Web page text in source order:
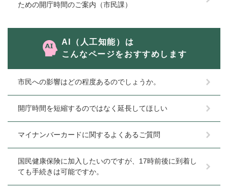
ための開庁時間のご案内（市民課）
AI（人工知能）は
こんなページをおすすめします
市民への影響はどの程度あるのでしょうか。
開庁時間を短縮するのではなく延長してほしい
マイナンバーカードに関するよくあるご質問
国民健康保険に加入したいのですが、17時前後に到着し
ても手続きは可能ですか。